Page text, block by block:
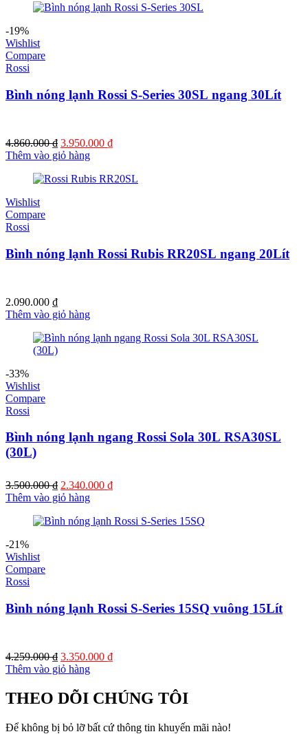
2.450.000 ₫.là:
-19%
Wishlist
Compare
Rossi
Bình nóng lạnh Rossi S-Series 30SL ngang 30Lít
4.860.000₫ Giá
gốc
4.860.000 ₫.
3.950.000 ₫Giá
là:
Thêm vào giỏ hàng
Wishlist
Compare
Rossi
Bình nóng lạnh Rossi Rubis RR20SL ngang 20Lít
2.090.000 ₫
Thêm vào giỏ hàng
-33%
Wishlist
Compare
Rossi
Bình nóng lạnh ngang Rossi Sola 30L RSA30SL
(30L)
3.500.000₫ Giá
gốc
3.500.000 ₫.
2.340.000 ₫Giá
là:
Thêm vào giỏ hàng
-21%
Wishlist
Compare
Rossi
Bình nóng lạnh Rossi S-Series 15SQ vuông 15Lít
4.259.000₫ Giá
gốc
4.259.000 ₫.
3.350.000 ₫Giá
là:
3.350.000 ₫.
Thêm vào giỏ hàng
THEO DÕI CHÚNG TÔI
Để không bị bỏ lỡ bất cứ thông tin khuyến mãi nào!